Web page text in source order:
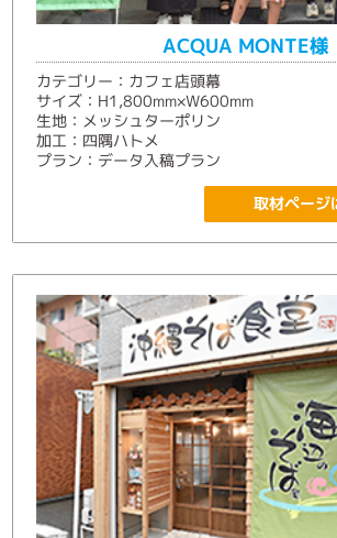
ACQUA MONTE様
カテゴリー：カフェ店頭幕
サイズ：H1,800mm×W600mm
生地：メッシュターポリン
加工：四隅ハトメ
プラン：データ入稿プラン
取材ペー